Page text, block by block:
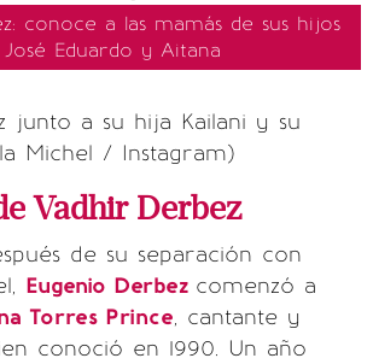
conoce a las mamás de sus hijos
Eduardo y Aitana
junto a su hija Kailani y su
Michel / Instagram)
Vadhir Derbez
de su separación con
Eugenio Derbez comenzó a
Torres Prince, cantante y
conoció en 1990. Un año